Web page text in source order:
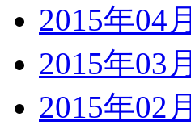
2015年04月
2015年03月
2015年02月